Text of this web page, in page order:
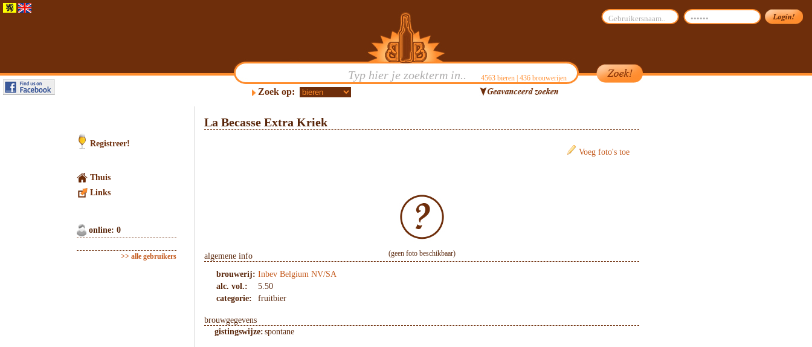
4563bieren | 436brouwerijen
Zoek op:
Registreer!
Thuis
Links
online: 0
>> alle gebruikers
La Becasse Extra Kriek
Voeg foto's toe
(geen foto beschikbaar)
algemene info
brouwerij: Inbev Belgium NV/SA
alc. vol.:
5.50
categorie:
fruitbier
brouwgegevens
gistingswijze: spontane